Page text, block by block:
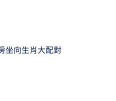
坐向生肖大配對